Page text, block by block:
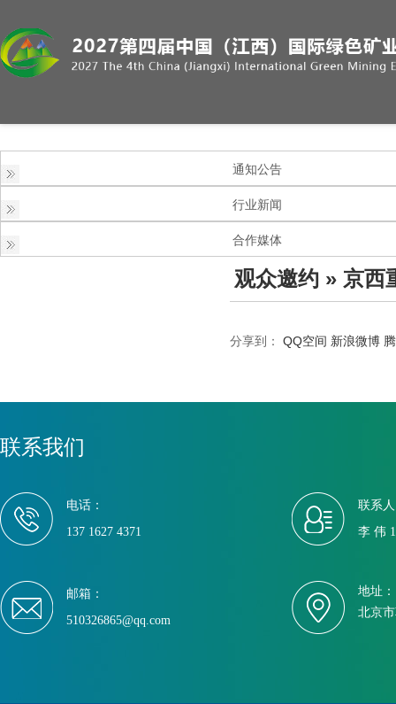
通知公告
行业新闻
合作媒体
观众邀约 » 京西
分享到： QQ空间 新浪微博
联系我们
电话：
137 1627 4371
联系
李 伟
邮箱：
510326865@qq.com
地址：
北京